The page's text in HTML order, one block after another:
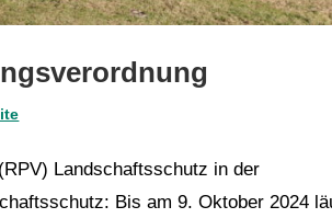
Landschaftsschutz in der
Bis am 9. Oktober 2024